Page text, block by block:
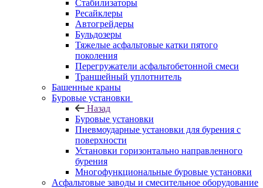
Стабилизаторы
Ресайклеры
Автогрейдеры
Бульдозеры
Тяжелые асфальтовые катки пятого
поколения
Перегружатели асфальтобетонной смеси
Траншейный уплотнитель
Башенные краны
Буровые установки
Назад
Буровые установки
Пневмоударные установки для бурения с
поверхности
Установки горизонтально направленного
бурения
Многофункциональные буровые установки
Асфальтовые заводы и смесительное оборудование